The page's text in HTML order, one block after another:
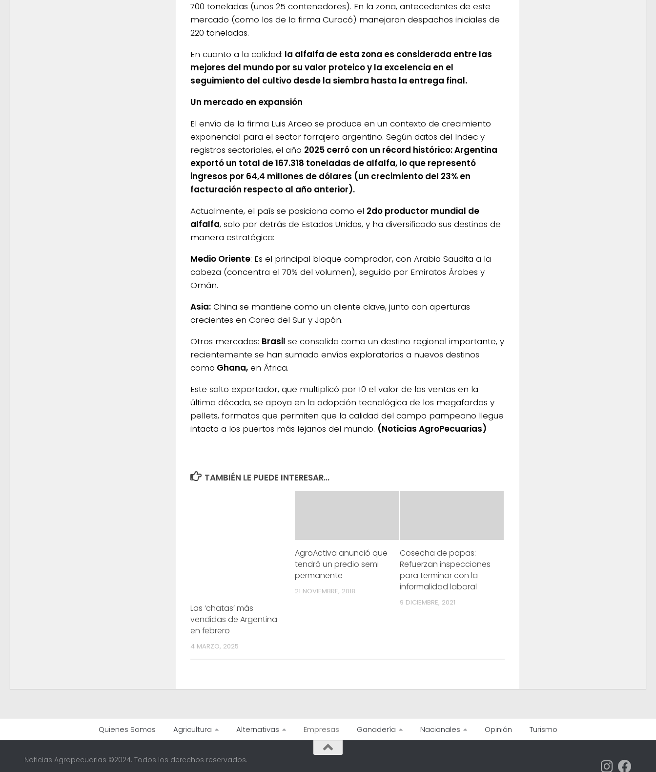
700 toneladas (unos 25 contenedores). En la zona, antecedentes de este
mercado (como los de la firma Curacó) manejaron despachos iniciales de
220 toneladas.
En cuanto a la calidad: la alfalfa de esta zona es considerada entre las
mejores del mundo por su valor proteico y la excelencia en el
seguimiento del cultivo desde la siembra hasta la entrega final.
Un mercado en expansión
El envío de la firma Luis Arceo se produce en un contexto de crecimiento
exponencial para el sector forrajero argentino. Según datos del Indec y
registros sectoriales, el año 2025 cerró con un récord histórico: Argentina
exportó un total de 167.318 toneladas de alfalfa, lo que representó
ingresos por 64,4 millones de dólares (un crecimiento del 23% en
facturación respecto al año anterior).
Actualmente, el país se posiciona como el 2do productor mundial de
alfalfa, solo por detrás de Estados Unidos, y ha diversificado sus destinos de
manera estratégica:
Medio Oriente: Es el principal bloque comprador, con Arabia Saudita a la
cabeza (concentra el 70% del volumen), seguido por Emiratos Árabes y
Omán.
Asia: China se mantiene como un cliente clave, junto con aperturas
crecientes en Corea del Sur y Japón.
Otros mercados: Brasil se consolida como un destino regional importante, y
recientemente se han sumado envíos exploratorios a nuevos destinos
como Ghana, en África.
Este salto exportador, que multiplicó por 10 el valor de las ventas en la
última década, se apoya en la adopción tecnológica de los megafardos y
pellets, formatos que permiten que la calidad del campo pampeano llegue
intacta a los puertos más lejanos del mundo. (Noticias AgroPecuarias)
TAMBIÉN LE PUEDE INTERESAR...
Las ‘chatas’ más
vendidas de Argentina
en febrero
4 MARZO, 2025
AgroActiva anunció que
tendrá un predio semi
permanente
21 NOVIEMBRE, 2018
Cosecha de papas:
Refuerzan inspecciones
para terminar con la
informalidad laboral
9 DICIEMBRE, 2021
Quienes Somos Agricultura Alternativas Empresas Ganadería Nacionales Opinión Turismo
Noticias Agropecuarias ©2024. Todos los derechos reservados.